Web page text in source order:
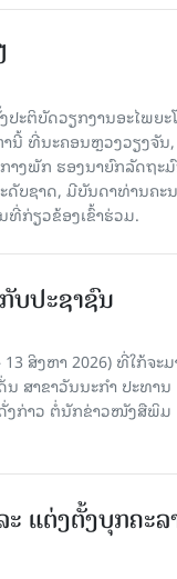
ະຕິບັດວຽກງານອະໄພຍ
ານີ້ ທີ່ນະຄອນຫຼວງວຽງຈັນ
າງພັກ ຮອງນາຍົກລັດຖະ
ດັບຊາດ, ມີບັນດາທ່ານຄະ
ທີ່ກ່ຽວຂ້ອງເຂົ້າຮ່ວມ.
ບປະຊາຊົນ
ສິງຫາ 2026) ທີ່ໃກ້ຈະມ
ສາຂາວັນນະກໍາ ປະທານ
ງກ່າວ ຕໍ່ນັກຂ່າວໜັງສືພິມ
ແຕ່ງຕັ້ງບຸກຄະລ